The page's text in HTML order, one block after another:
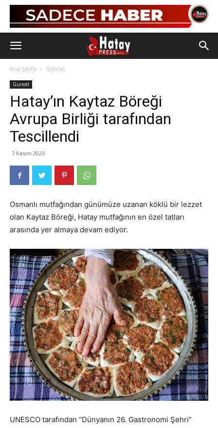
Ana Sayfa Güncel
Güncel
Hatay’ın Kaytaz Böreği
Avrupa Birliği tarafından
Tescillendi
7 Kasım 2025
Osmanlı mutfağından günümüze uzanan köklü bir lezzet
olan Kaytaz Böreği, Hatay mutfağının en özel tatları
arasında yer almaya devam ediyor.
UNESCO tarafından “Dünyanın 26. Gastronomi Şehri”